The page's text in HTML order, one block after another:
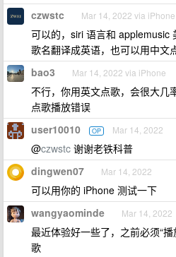
czwstc Mar 14, 2022 via iPhone
可以的，siri 语言和 applemusic
歌名翻译成英语，也可以用中文
bao3 Mar 14, 2022 via iPhone
不行，你用英文点歌，会很大几
点歌播放错误
user10010 OP Mar 14, 2022
@czwstc 谢谢老铁科普
dingwen07 Mar 14, 2022
可以用你的 iPhone 测试一下
wangyaominde Mar 14, 2022
最近体验好一些了，之前必须“
歌